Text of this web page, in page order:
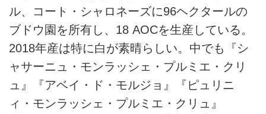
ル、コート・シャロネーズに96ヘクタールの
ブドウ園を所有し、18 AOCを生産している。
2018年産は特に白が素晴らしい。中でも『シ
ャサーニュ・モンラッシェ・プルミエ・クリ
ュ』『アベイ・ド・モルジョ』『ピュリニ
ィ・モンラッシェ・プルミエ・クリュ』